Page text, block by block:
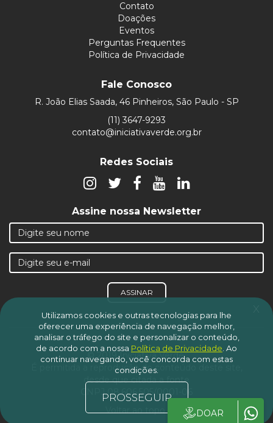
Contato
Doações
Eventos
Perguntas Frequentes
Política de Privacidade
Fale Conosco
R. João Elias Saada, 46 Pinheiros, São Paulo - SP
(11) 3647-9293
contato@iniciativaverde.org.br
Redes Sociais
Assine nossa Newsletter
ASSINAR
© 2019 Iniciativa Verde.
É permitida a reprodução do conteúdo deste site,
desde que citada a fonte
CNPJ 08.606.505/0001-06
Voltar ao topo
x
Utilizamos cookies e outras tecnologias para lhe
oferecer uma experiência de navegação melhor,
analisar o tráfego do site e personalizar o conteúdo,
de acordo com a nossa Política de Privacidade Ao
continuar navegando, você concorda com estas
condições.
PROSSEGUIR
DOAR